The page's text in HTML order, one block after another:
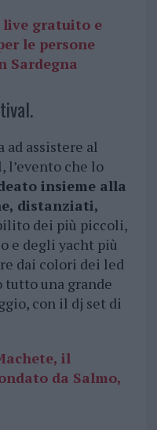
live gratuito e
le persone
Sardegna
ad assistere al
l’evento che lo
insieme alla
distanziati,
dei più piccoli,
e degli yacht più
dai colori dei led
tutto una grande
con il dj set di
il
da Salmo,